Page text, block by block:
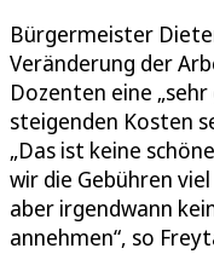
Bürgermeister
Veränderung der
Dozenten eine
steigenden Kosten
„Das ist keine
wir die Gebühren
aber irgendwann
annehmen“, so